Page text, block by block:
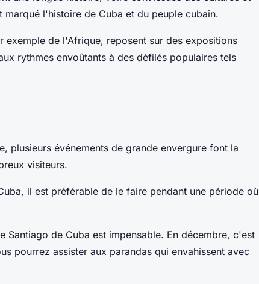
l'histoire de Cuba et du peuple cubain.
exemple de l'Afrique, reposent sur des expositions
rythmes envoûtants à des défilés populaires tels
plusieurs événements de grande envergure font la
visiteurs.
il est préférable de le faire pendant une période où
Santiago de Cuba est impensable. En décembre, c'est
pourrez assister aux parandas qui envahissent avec